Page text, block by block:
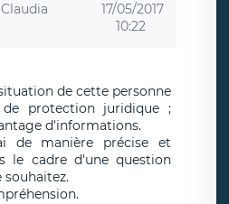
17/05/2017
10:22
de cette personne
protection juridique ;
d'informations.
de manière précise et
le cadre d'une question
souhaitez.